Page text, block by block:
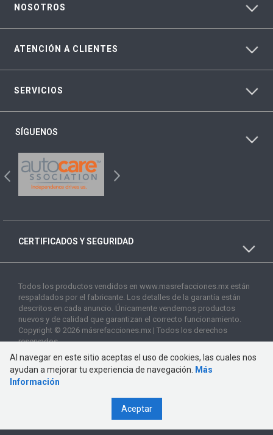
NOSOTROS
ATENCIÓN A CLIENTES
SERVICIOS
SÍGUENOS
CERTIFICADOS Y SEGURIDAD
Todos los productos vendidos en www.masrefacciones.mx están
respaldados por el fabricante. Los detalles de la garantía están
descritos en cada anuncio. Únicamente vendemos productos
nuevos y de calidad que garantizan el correcto funcionamiento.
Copyright © 2026 másrefacciones.mx | Todos los derechos
reservados
Al navegar en este sitio aceptas el uso de cookies, las cuales nos
ayudan a mejorar tu experiencia de navegación.
Más
Información
Aceptar